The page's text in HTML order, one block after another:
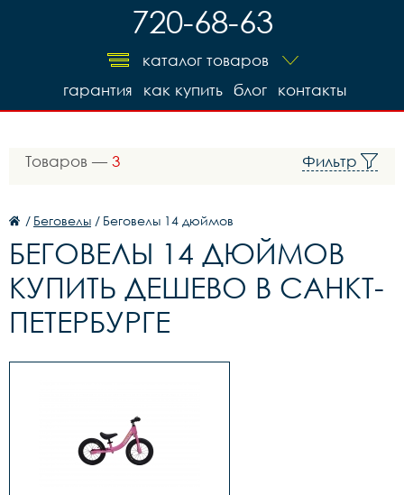
720-68-63
каталог товаров
контакты
блог
как купить
гарантия
Товаров — 3 Фильтр
/ Беговелы / Беговелы 14 дюймов
БЕГОВЕЛЫ 14 ДЮЙМОВ
КУПИТЬ ДЕШЕВО В САНКТ-
ПЕТЕРБУРГЕ